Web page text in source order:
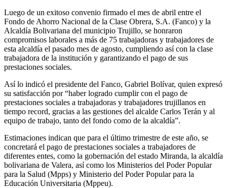
Luego de un exitoso convenio firmado el mes de abril entre el
Fondo de Ahorro Nacional de la Clase Obrera, S.A. (Fanco) y la
Alcaldía Bolivariana del municipio Trujillo, se honraron
compromisos laborales a más de 75 trabajadoras y trabajadores de
esta alcaldía el pasado mes de agosto, cumpliendo así con la clase
trabajadora de la institución y garantizando el pago de sus
prestaciones sociales.
Así lo indicó el presidente del Fanco, Gabriel Bolívar, quien expresó
su satisfacción por “haber logrado cumplir con el pago de
prestaciones sociales a trabajadoras y trabajadores trujillanos en
tiempo record, gracias a las gestiones del alcalde Carlos Terán y al
equipo de trabajo, tanto del fondo como de la alcaldía”.
Estimaciones indican que para el último trimestre de este año, se
concretará el pago de prestaciones sociales a trabajadores de
diferentes entes, como la gobernación del estado Miranda, la alcaldía
bolivariana de Valera, así como los Ministerios del Poder Popular
para la Salud (Mpps) y Ministerio del Poder Popular para la
Educación Universitaria (Mppeu).